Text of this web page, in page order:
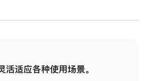
活适应各种使用场景。